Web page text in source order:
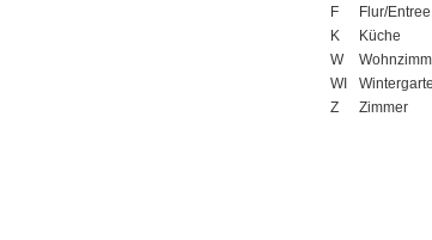
F
Flur/Entree
K
Küche
W
WI
Z
Zimmer